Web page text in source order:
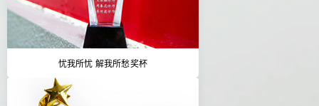
忧我所忧 解我所愁奖杯